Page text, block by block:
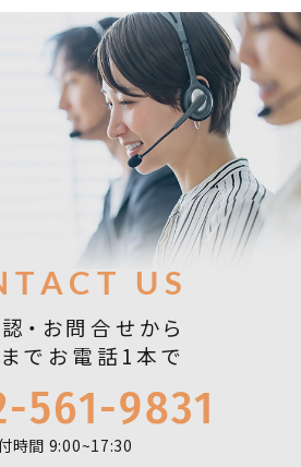
US
・お問合せから
でお電話1本で
561-9831
時間 9:00~17:30